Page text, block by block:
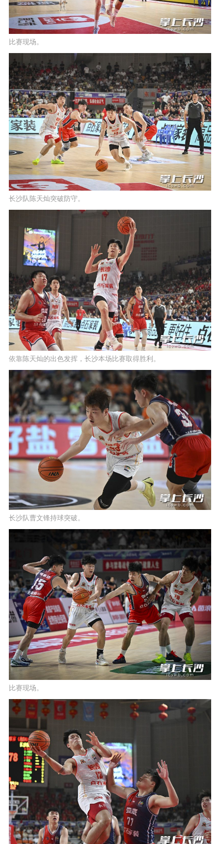
比赛现场。
长沙队陈天灿突破防守。
依靠陈天灿的出色发挥，长沙本场比赛取得胜利。
长沙队曹文锋持球突破。
比赛现场。